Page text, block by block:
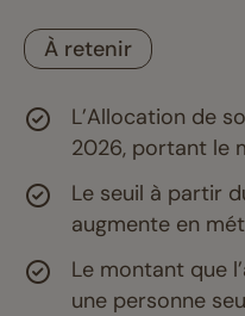
À retenir
L’Allocation de
2026, portant le
Le seuil à partir
augmente en
Le montant que
une personne